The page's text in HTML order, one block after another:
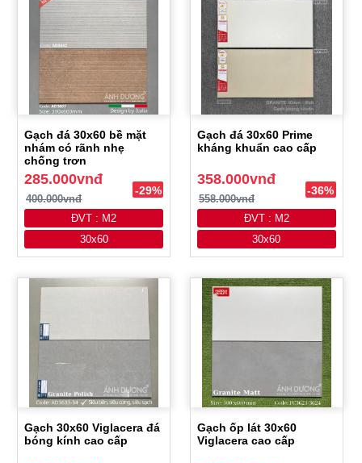
Gạch đá 30x60 bề mặt
nhám có rãnh nhẹ
chống trơn
285.000vnđ
400.000vnđ
-29%
ĐVT : M2
30x60
Gạch đá 30x60 Prime
kháng khuẩn cao cấp
358.000vnđ
558.000vnđ
-36%
ĐVT : M2
30x60
Gạch 30x60 Viglacera đá
bóng kính cao cấp
Gạch ốp lát 30x60
Viglacera cao cấp